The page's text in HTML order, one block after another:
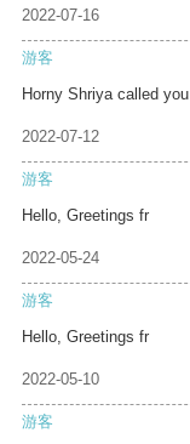
2022-07-16
游客
Horny Shriya called you
2022-07-12
游客
Hello, Greetings fr
2022-05-24
游客
Hello, Greetings fr
2022-05-10
游客